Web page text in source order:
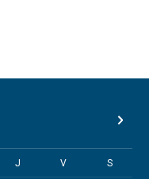
J V S